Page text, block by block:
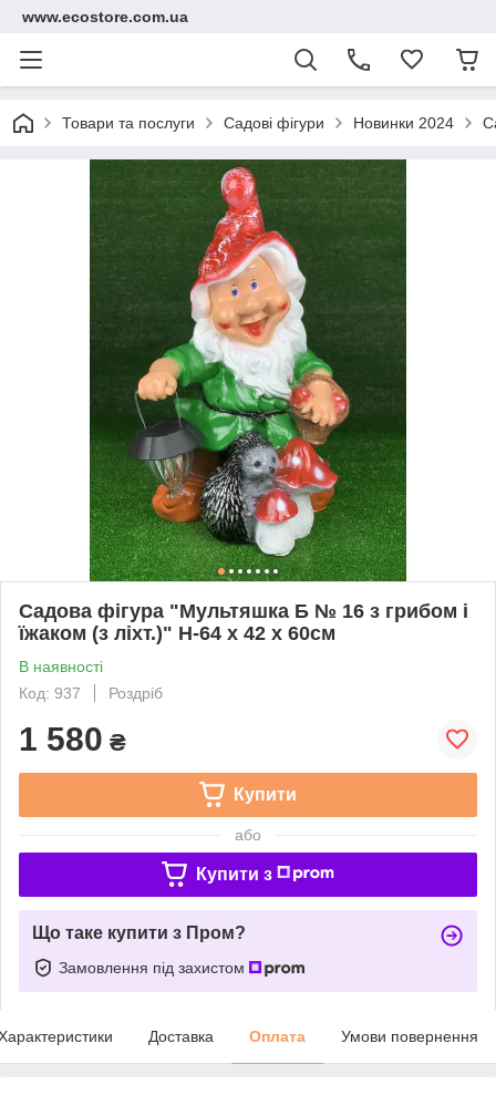
www.ecostore.com.ua
Товари та послуги Садові фігури Новинки 2024
Садова фігура "Мультяшка Б № 16 з грибом і
їжаком (з ліхт.)" Н-64 х 42 х 60см
В наявності
Код: 937
Роздріб
1 580 ₴
Купити
або
Купити з
Що таке купити з Пром?
Замовлення під захистом
Доставка Оплата Умови повернення